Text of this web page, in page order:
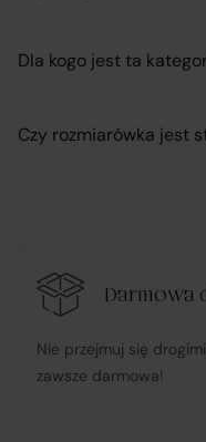
Dla kogo jest ta
Czy rozmiarówka jest
Darmowa
Nie przejmuj się
zawsze darmowa!